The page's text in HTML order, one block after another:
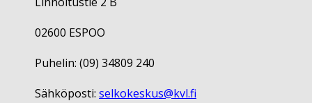
02600 ESPOO
Puhelin: (09) 34809 240
Sähköposti: selkokeskus@kvl.fi